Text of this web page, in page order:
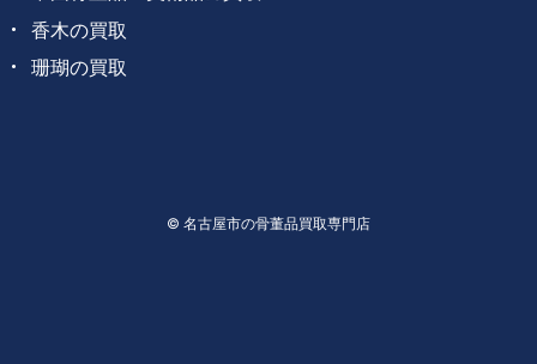
香木の買取
珊瑚の買取
© 名古屋市の骨董品買取専門店